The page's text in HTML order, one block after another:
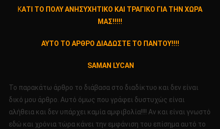
ΤΟ
ΚΑΙ
ΧΩΡΑ
ΜΑΣ!!!!!
ΑΥΤΟ
ΤΟ
ΚΑΤΙ ΤΟ ΠΟΛΥ ΑΝΗΣΥΧΗΤΙΚΟ ΚΑΙ ΤΡΑΓΙΚΟ ΓΙΑ ΤΗΝ ΧΩΡΑ
ΜΑΣ!!!!!
ΑΥΤΟ ΤΟ ΑΡΘΡΟ ΔΙΑΔΩΣΤΕ ΤΟ ΠΑΝΤΟΥ!!!!
SAMAN LYCAN
To παρακάτω άρθρο το διάβασα στο διαδίκτυο και δεν είναι
δικό μου άρθρο. Αυτό όμως που γράφει δυστυχώς είναι
αλήθεια και δεν υπάρχει καμία αμφιβολία!!!! Αν και είναι γνωστό
εδώ και χρόνια τώρα κάνει την εμφάνιση του επίσημα αυτό το